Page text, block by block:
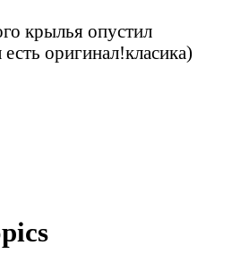
крылья опустил
оригинал!класика)